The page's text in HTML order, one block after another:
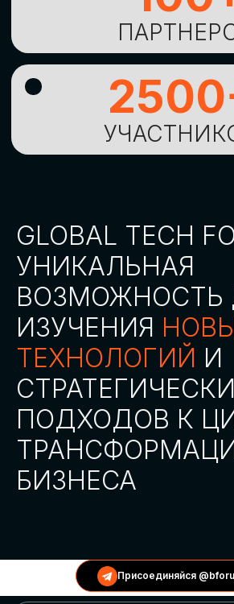
Присоединяйся
ОСТАВИТЬ
ЗАЯВКУ
АККРЕДИТАЦИЯ
СМИ
СКАЧАТЬ ПРОГРАММУ
СТАТЬ СПИКЕРОМ
Оставьте заявку, наши менеджеры
СТАТЬ УЧАСТНИКОМ
ГЛОБАЛЬНАЯ
ЦИФРОВИЗАЦИЯ